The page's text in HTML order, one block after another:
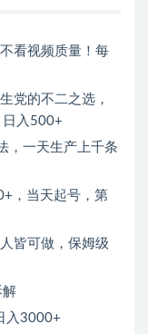
看视频质量！每
党的不二之选，
日入500+
，一天生产上千条
，当天起号，第
皆可做，保姆级
解
入3000+